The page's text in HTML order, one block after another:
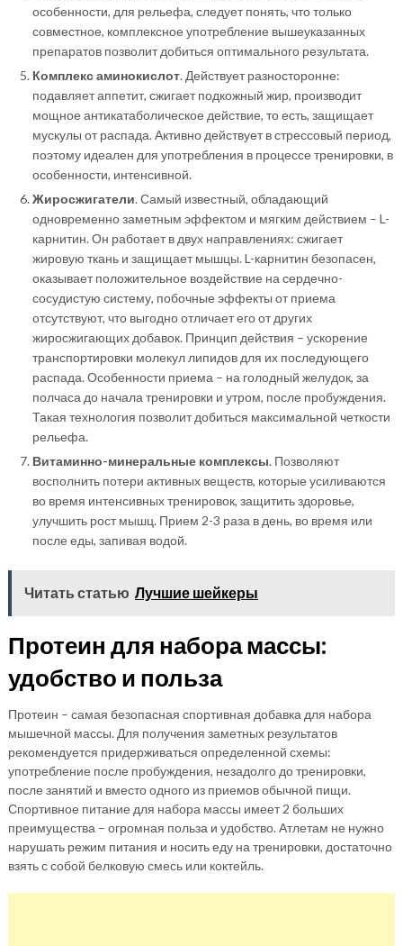
особенности, для рельефа, следует понять, что только
совместное, комплексное употребление вышеуказанных
препаратов позволит добиться оптимального результата.
Комплекс аминокислот. Действует разносторонне:
подавляет аппетит, сжигает подкожный жир, производит
мощное антикатаболическое действие, то есть, защищает
мускулы от распада. Активно действует в стрессовый период,
поэтому идеален для употребления в процессе тренировки, в
особенности, интенсивной.
Жиросжигатели. Самый известный, обладающий
одновременно заметным эффектом и мягким действием – L-
карнитин. Он работает в двух направлениях: сжигает
жировую ткань и защищает мышцы. L-карнитин безопасен,
оказывает положительное воздействие на сердечно-
сосудистую систему, побочные эффекты от приема
отсутствуют, что выгодно отличает его от других
жиросжигающих добавок. Принцип действия – ускорение
транспортировки молекул липидов для их последующего
распада. Особенности приема – на голодный желудок, за
полчаса до начала тренировки и утром, после пробуждения.
Такая технология позволит добиться максимальной четкости
рельефа.
Витаминно-минеральные комплексы. Позволяют
восполнить потери активных веществ, которые усиливаются
во время интенсивных тренировок, защитить здоровье,
улучшить рост мышц. Прием 2-3 раза в день, во время или
после еды, запивая водой.
Читать статью Лучшие шейкеры
Протеин для набора массы:
удобство и польза
Протеин – самая безопасная спортивная добавка для набора
мышечной массы. Для получения заметных результатов
рекомендуется придерживаться определенной схемы:
употребление после пробуждения, незадолго до тренировки,
после занятий и вместо одного из приемов обычной пищи.
Спортивное питание для набора массы имеет 2 больших
преимущества – огромная польза и удобство. Атлетам не нужно
нарушать режим питания и носить еду на тренировки, достаточно
взять с собой белковую смесь или коктейль.